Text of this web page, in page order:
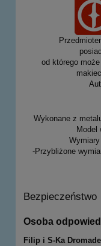
od którego
Wykonane z
Model
-Przybliżone
Bezpieczeństwo
Osoba
Filip i S-Ka